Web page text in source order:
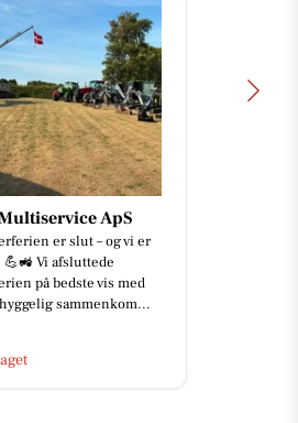
ApS
er slut – og vi er
Vi afsluttede
på bedste vis med
sammenkom...